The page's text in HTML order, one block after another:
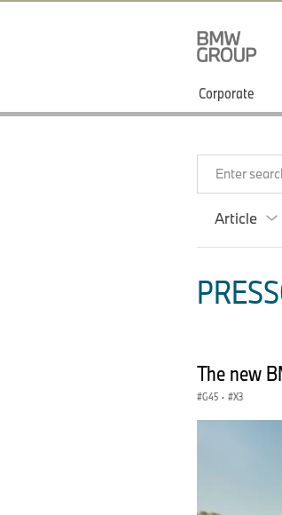
Corporate
Enter
Article
The new
G45 · X3